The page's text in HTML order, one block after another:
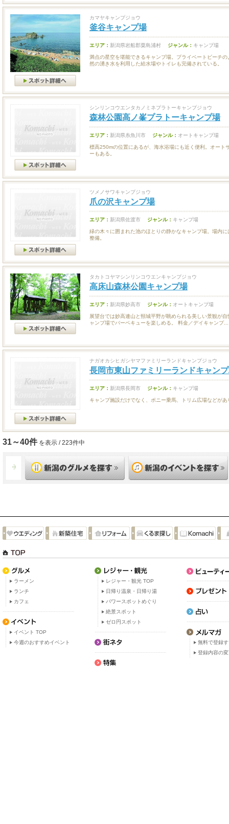
カマヤキャンプジョウ
釜谷キャンプ場
エリア： 新潟県岩船郡粟島浦村 ジャンル： キャンプ場
満点の星空を堪能できるキャンプ場。プライベートビーチ
然の湧き水を利用した給水場やトイレも完備されている。
シンリンコウエンタカノミネプラトーキャンプジョウ
森林公園高ノ峯プラトーキャンプ場
エリア： 新潟県糸魚川市 ジャンル： オートキャンプ場
標高250mの位置にあるが、海水浴場にも近く便利。オート
ーもある。
ツメノサワキャンプジョウ
爪の沢キャンプ場
エリア： 新潟県佐渡市 ジャンル： キャンプ場
緑の木々に囲まれた池のほとりの静かなキャンプ場。場内
整備。
タカトコヤマシンリンコウエンキャンプジョウ
高床山森林公園キャンプ場
エリア： 新潟県妙高市 ジャンル： オートキャンプ場
展望台では妙高連山と頸城平野が眺められる美しい景観が
ャンプ場でバーベキューを楽しめる。 料金／デイキャンプ...
ナガオカシヒガシヤマファミリーランドキャンプジョウ
長岡市東山ファミリーランドキャン
エリア： 新潟県長岡市 ジャンル： キャンプ場
キャンプ施設だけでなく、ポニー乗馬、トリム広場などが
31～40件 を表示 / 223件中
ラーメン
ランチ
カフェ
イベント TOP
今週のおすすめイベント
レジャー・観光 TOP
日帰り温泉・日帰り湯
パワースポットめぐり
絶景スポット
ゼロ円スポット
無料で登録
登録内容の